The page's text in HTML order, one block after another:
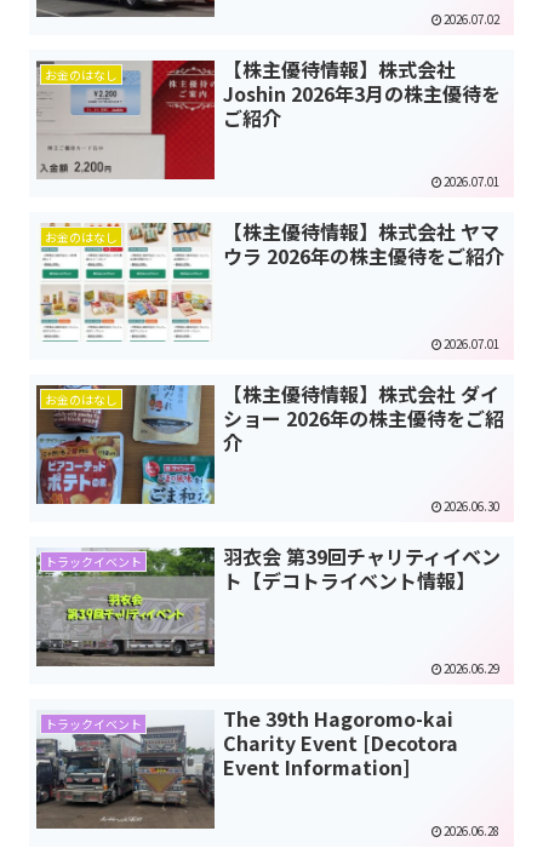
2026.07.02
お金のはなし
【株主優待情報】株式会社
Joshin 2026年3月の株主優待を
ご紹介
2026.07.01
お金のはなし
【株主優待情報】株式会社 ヤマ
ウラ 2026年の株主優待をご紹介
2026.07.01
お金のはなし
【株主優待情報】株式会社 ダイ
ショー 2026年の株主優待をご紹
介
2026.06.30
トラックイベント
羽衣会 第39回チャリティイベン
ト【デコトライベント情報】
2026.06.29
トラックイベント
The 39th Hagoromo-kai
Charity Event [Decotora
Event Information]
2026.06.28